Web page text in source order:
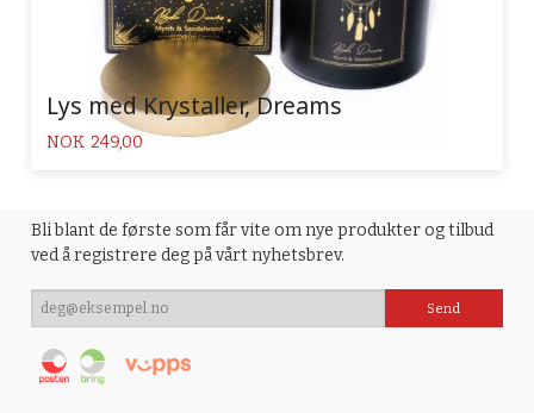
Lys med Krystaller, Dreams
Pris
NOK 249,00
Bli blant de første som får vite om nye produkter og tilbud
ved å registrere deg på vårt nyhetsbrev.